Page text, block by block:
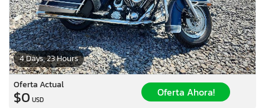
4 Days, 23 Hours
Oferta Actual
$0 USD
Oferta Ahora!